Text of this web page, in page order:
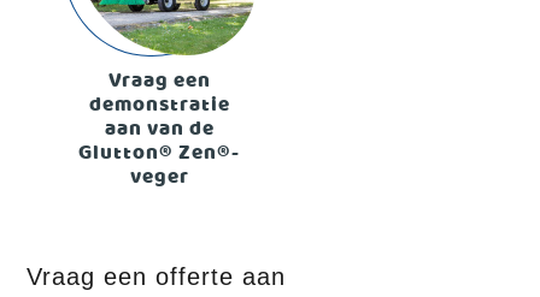
Vraag een
demonstratie
aan van de
Glutton® Zen®-
veger
Vraag een offerte aan